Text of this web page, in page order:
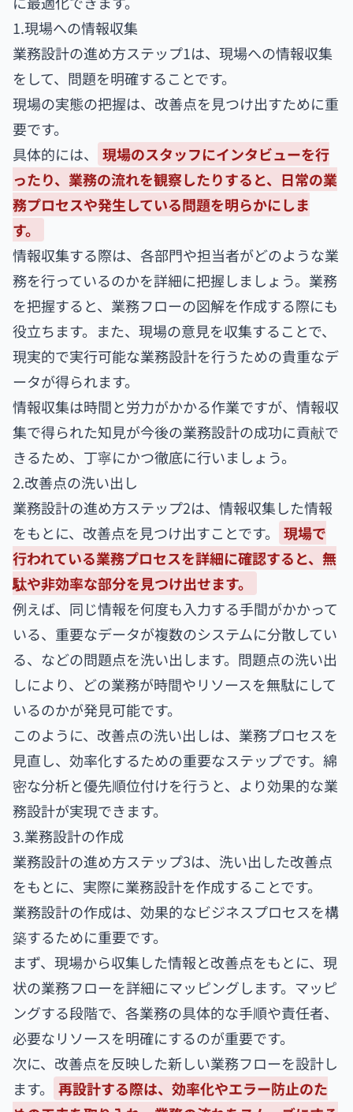
1.現場への情報収集
業務設計の進め方ステップ1は、現場への情報収集
をして、問題を明確することです。
現場の実態の把握は、改善点を見つけ出すために重
要です。
具体的には、
現場のスタッフにインタビューを行
ったり、業務の流れを観察したりすると、日常の業
務プロセスや発生している問題を明らかにしま
す。
情報収集する際は、各部門や担当者がどのような業
務を行っているのかを詳細に把握しましょう。業務
を把握すると、業務フローの図解を作成する際にも
役立ちます。また、現場の意見を収集することで、
現実的で実行可能な業務設計を行うための貴重なデ
ータが得られます。
情報収集は時間と労力がかかる作業ですが、情報収
集で得られた知見が今後の業務設計の成功に貢献で
きるため、丁寧にかつ徹底に行いましょう。
2.改善点の洗い出し
業務設計の進め方ステップ2は、情報収集した情報
をもとに、改善点を見つけ出すことです。
現場で
行われている業務プロセスを詳細に確認すると、無
駄や非効率な部分を見つけ出せます。
例えば、同じ情報を何度も入力する手間がかかって
いる、重要なデータが複数のシステムに分散してい
る、などの問題点を洗い出します。問題点の洗い出
しにより、どの業務が時間やリソースを無駄にして
いるのかが発見可能です。
このように、改善点の洗い出しは、業務プロセスを
見直し、効率化するための重要なステップです。綿
密な分析と優先順位付けを行うと、より効果的な業
務設計が実現できます。
3.業務設計の作成
業務設計の進め方ステップ3は、洗い出した改善点
をもとに、実際に業務設計を作成することです。
業務設計の作成は、効果的なビジネスプロセスを構
築するために重要です。
まず、現場から収集した情報と改善点をもとに、現
状の業務フローを詳細にマッピングします。マッピ
ングする段階で、各業務の具体的な手順や責任者、
必要なリソースを明確にするのが重要です。
次に、改善点を反映した新しい業務フローを設計し
ます。
再設計する際は、効率化やエラー防止のた